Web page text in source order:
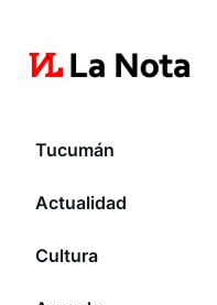
Tucumán
Actualidad
Cultura